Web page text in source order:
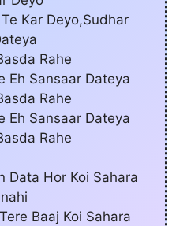
Kar Deyo,Sudhar
Rahe
Eh Sansaar Dateya
Rahe
Eh Sansaar Dateya
Rahe
Data Hor Koi Sahara
nahi
Baaj Koi Sahara